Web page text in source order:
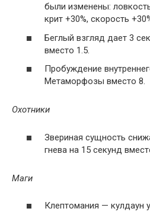
были изменены:
крит +30%, скорость
Беглый взгляд дает 3
вместо 1.5.
Пробуждение
Метаморфозы вместо 8.
Охотники
Звериная сущность
гнева на 15 секунд
Маги
Клептомания — кулдаун